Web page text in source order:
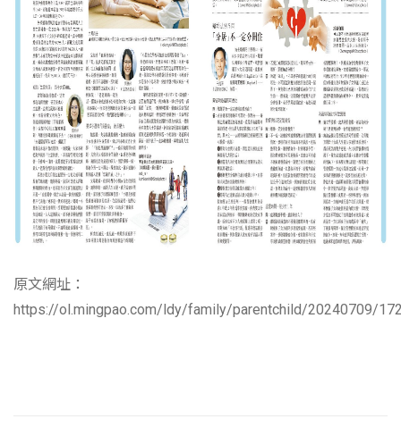
原文網址：
https://ol.mingpao.com/ldy/family/parentchild/20240709/